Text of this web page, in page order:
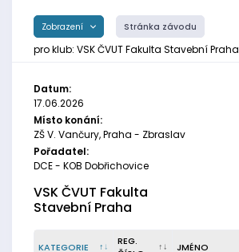
Zobrazení Stránka závodu
pro klub: VSK ČVUT Fakulta Stavební Praha
Datum:
17.06.2026
Místo konání:
ZŠ V. Vančury, Praha - Zbraslav
Pořadatel:
DCE - KOB Dobřichovice
VSK ČVUT Fakulta
Stavební Praha
KATEGORIE
REG.
JMÉNO